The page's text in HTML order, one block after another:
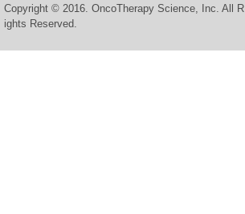
Copyright © 2016. OncoTherapy Science, Inc. All R
ights Reserved.